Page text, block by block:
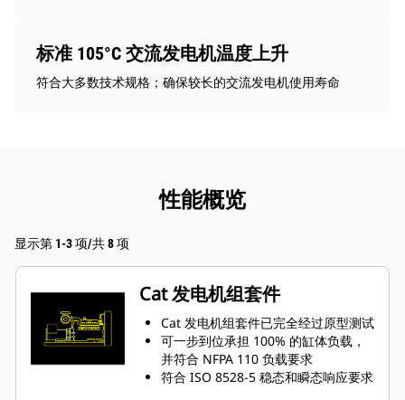
标准 105°C 交流发电机温度上升
符合大多数技术规格；确保较长的交流发电机使用寿命
性能概览
显示第 1-3 项/共 8 项
Cat 发电机组套件
Cat 发电机组套件已完全经过原型测试
可一步到位承担 100% 的缸体负载，
并符合 NFPA 110 负载要求
符合 ISO 8528-5 稳态和瞬态响应要求